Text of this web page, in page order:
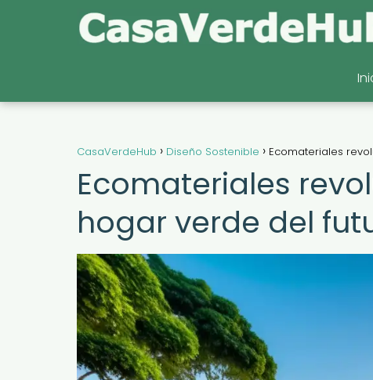
CasaVerdeHub Diseño Sostenible Ecomateriales
Ecomateriales
hogar verde del